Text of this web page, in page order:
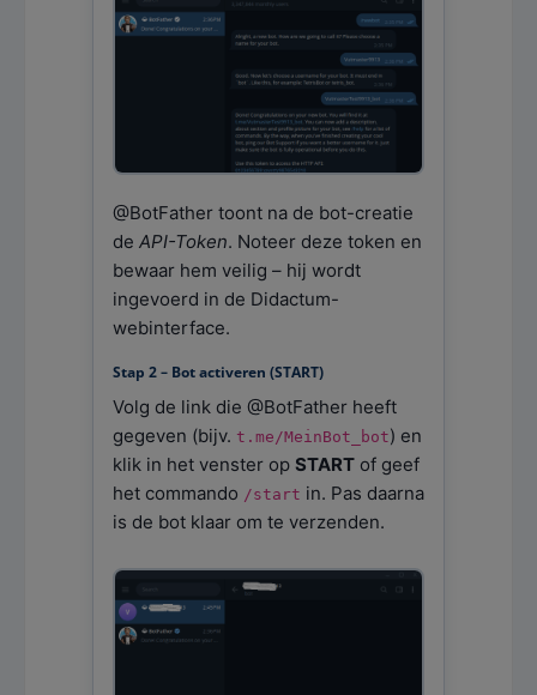
@BotFather toont na de bot-creatie
de API-Token. Noteer deze token en
bewaar hem veilig – hij wordt
ingevoerd in de Didactum-
webinterface.
Stap 2 – Bot activeren (START)
Volg de link die @BotFather heeft
gegeven (bijv. t.me/MeinBot_bot) en
klik in het venster op START of geef
het commando /start in. Pas daarna
is de bot klaar om te verzenden.